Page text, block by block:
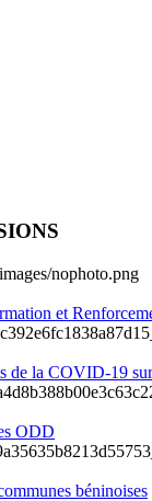
et
de la COVID-19
ODD
béninoises